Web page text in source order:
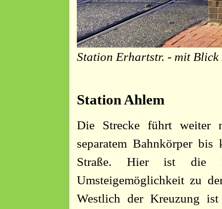
Station Erhartstr. - mit
Station Ahlem
Die Strecke führt weiter
separatem Bahnkörper
Straße. Hier ist die
Umsteigemöglichkeit zu
Westlich der Kreuzung